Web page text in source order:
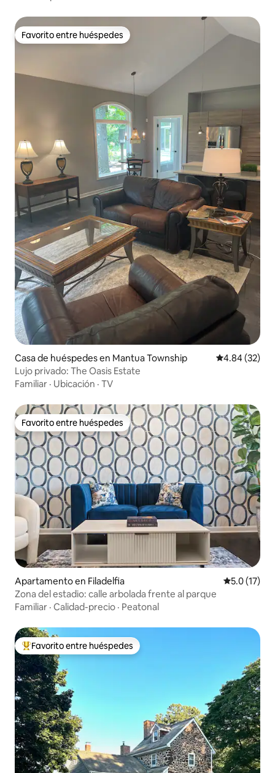
Favorito entre huéspedes
Favorito entre huéspedes
Casa de huéspedes en Mantua Township Calificación
4.84 (32)
Lujo privado: The Oasis Estate
Familiar · Ubicación · TV
Favorito entre huéspedes
Favorito entre huéspedes
Apartamento en Filadelfia Calificación
5.0 (17)
Zona del estadio: calle arbolada frente al parque
Familiar · Calidad-precio · Peatonal
Favorito entre huéspedes preferido
Favorito entre huéspedes